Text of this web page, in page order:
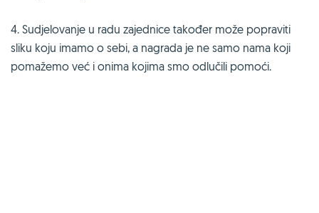
4. Sudjelovanje u radu zajednice također može popraviti
sliku koju imamo o sebi, a nagrada je ne samo nama koji
pomažemo već i onima kojima smo odlučili pomoći.